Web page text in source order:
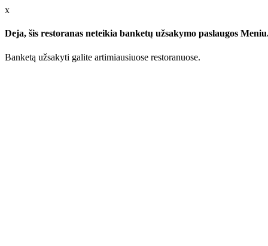
x
Deja, šis restoranas neteikia banketų užsakymo paslaugos
Banketą užsakyti galite artimiausiuose restoranuose.